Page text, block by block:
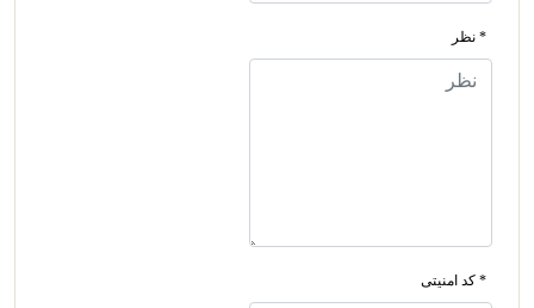
* نظر
* کد امنیتی